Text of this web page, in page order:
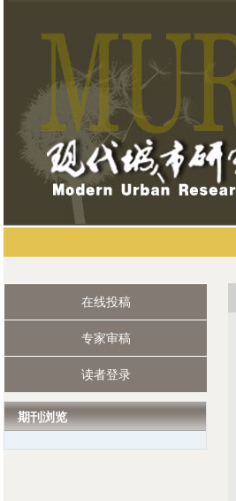
在线投稿
专家审稿
读者登录
期刊浏览